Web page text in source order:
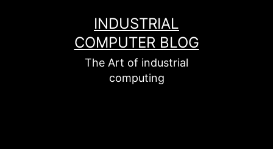
INDUSTRIAL
COMPUTER BLOG
The Art of industrial
computing